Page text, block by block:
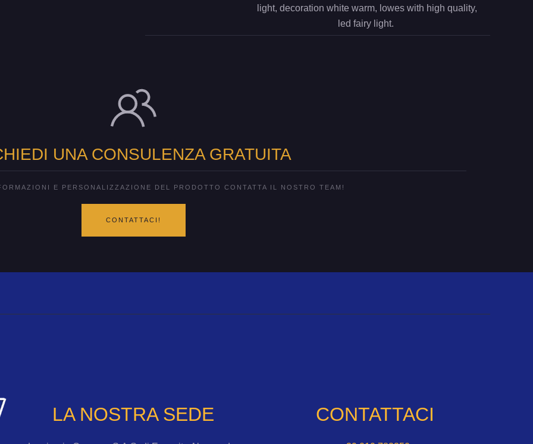
light, decoration white warm, lowes with high quality,
led fairy light.
UNA CONSULENZA GRATUITA
E PERSONALIZZAZIONE DEL PRODOTTO CONTATTA IL NOSTRO TEAM!
CONTATTACI!
LA NOSTRA SEDE CONTATTACI